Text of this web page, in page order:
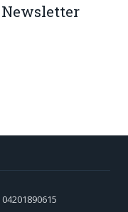
04201890615